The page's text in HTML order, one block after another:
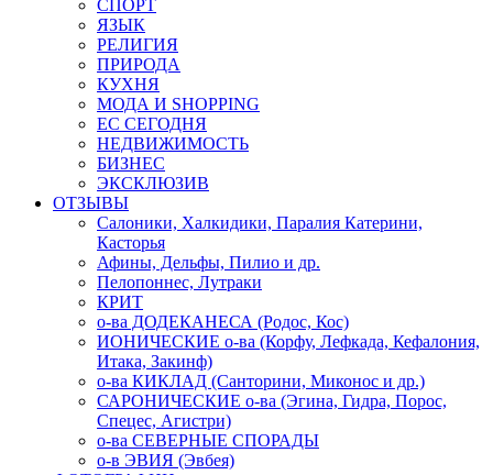
СПОРТ
ЯЗЫК
РЕЛИГИЯ
ПРИРОДА
КУХНЯ
МОДА И SHOPPING
ЕС СЕГОДНЯ
НЕДВИЖИМОСТЬ
БИЗНЕС
ЭКСКЛЮЗИВ
ОТЗЫВЫ
Салоники, Халкидики, Паралия Катерини,
Касторья
Афины, Дельфы, Пилио и др.
Пелопоннес, Лутраки
КРИТ
о-ва ДОДЕКАНЕСА (Родос, Кос)
ИОНИЧЕСКИЕ о-ва (Корфу, Лефкада, Кефалония,
Итака, Закинф)
о-ва КИКЛАД (Санторини, Миконос и др.)
САРОНИЧЕСКИЕ о-ва (Эгина, Гидра, Порос,
Спецес, Агистри)
о-ва СЕВЕРНЫЕ СПОРАДЫ
о-в ЭВИЯ (Эвбея)